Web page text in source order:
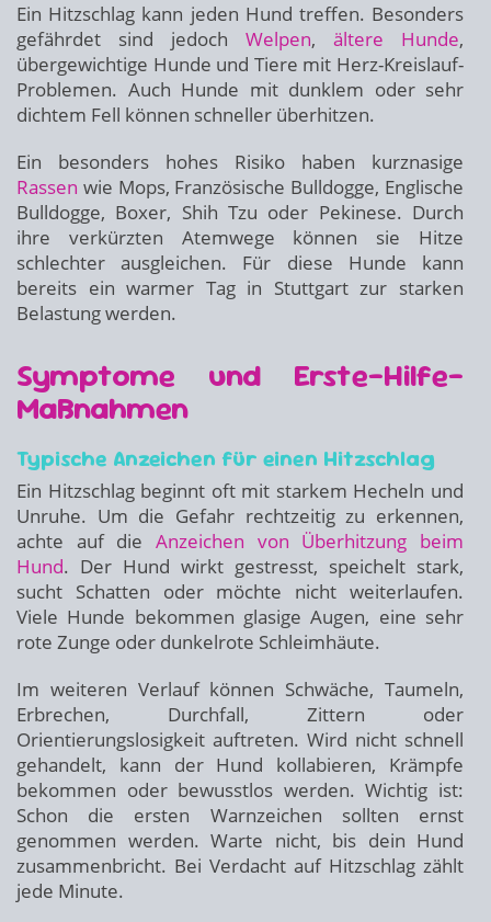
Ein Hitzschlag kann jeden Hund treffen. Besonders
gefährdet sind jedoch Welpen, ältere Hunde,
übergewichtige Hunde und Tiere mit Herz-Kreislauf-
Problemen. Auch Hunde mit dunklem oder sehr
dichtem Fell können schneller überhitzen.
Ein besonders hohes Risiko haben kurznasige
Rassen wie Mops, Französische Bulldogge, Englische
Bulldogge, Boxer, Shih Tzu oder Pekinese. Durch
ihre verkürzten Atemwege können sie Hitze
schlechter ausgleichen. Für diese Hunde kann
bereits ein warmer Tag in Stuttgart zur starken
Belastung werden.
Symptome und Erste-Hilfe-
Maßnahmen
Typische Anzeichen für einen Hitzschlag
Ein Hitzschlag beginnt oft mit starkem Hecheln und
Unruhe. Um die Gefahr rechtzeitig zu erkennen,
achte auf die Anzeichen von Überhitzung beim
Hund. Der Hund wirkt gestresst, speichelt stark,
sucht Schatten oder möchte nicht weiterlaufen.
Viele Hunde bekommen glasige Augen, eine sehr
rote Zunge oder dunkelrote Schleimhäute.
Im weiteren Verlauf können Schwäche, Taumeln,
Erbrechen, Durchfall, Zittern oder
Orientierungslosigkeit auftreten. Wird nicht schnell
gehandelt, kann der Hund kollabieren, Krämpfe
bekommen oder bewusstlos werden. Wichtig ist:
Schon die ersten Warnzeichen sollten ernst
genommen werden. Warte nicht, bis dein Hund
zusammenbricht. Bei Verdacht auf Hitzschlag zählt
jede Minute.